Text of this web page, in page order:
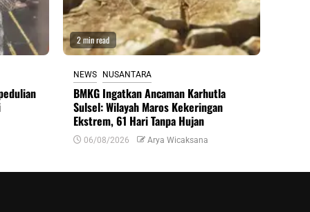
2 min read
NEWS NUSANTARA
BMKG Ingatkan Ancaman Karhutla
Sulsel: Wilayah Maros Kekeringan
Ekstrem, 61 Hari Tanpa Hujan
06/08/2026 Arya Wicaksana